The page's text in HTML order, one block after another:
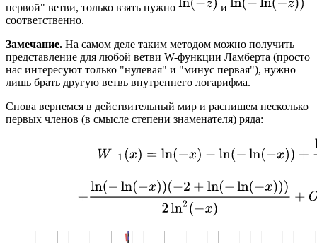
первой" ветви, только взять нужно
и
соответственно.
Замечание. На самом деле таким методом можно получить
представление для любой ветви W-функции Ламберта (просто
нас интересуют только "нулевая" и "минус первая"), нужно
лишь брать другую ветвь внутреннего логарифма.
Снова вернемся в действительный мир и распишем несколько
первых членов (в смысле степени знаменателя) ряда: